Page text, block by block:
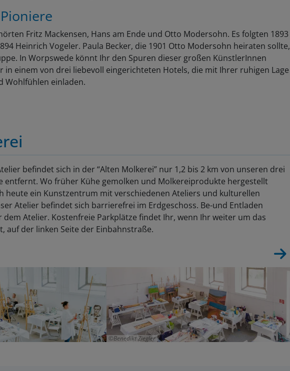
Fritz Mackensen, Hans am Ende und Otto Modersohn. Es folgten 1893
Heinrich Vogeler. Paula Becker, die 1901 Otto Modersohn heiraten sollte,
In Worpswede könnt Ihr den Spuren dieser großen KünstlerInnen
in einem von drei liebevoll eingerichteten Hotels, die mit Ihrer ruhigen Lage
Wohlfühlen einladen.
befindet sich in der “Alten Molkerei” nur 1,2 bis 2 km von unseren drei
entfernt. Wo früher Kühe gemolken und Molkereiprodukte hergestellt
heute ein Kunstzentrum mit verschiedenen Ateliers und kulturellen
Atelier befindet sich barrierefrei im Erdgeschoss. Be-und Entladen
dem Atelier. Kostenfreie Parkplätze findet Ihr, wenn Ihr weiter um das
auf der linken Seite der Einbahnstraße.
Benedikt Ziegler